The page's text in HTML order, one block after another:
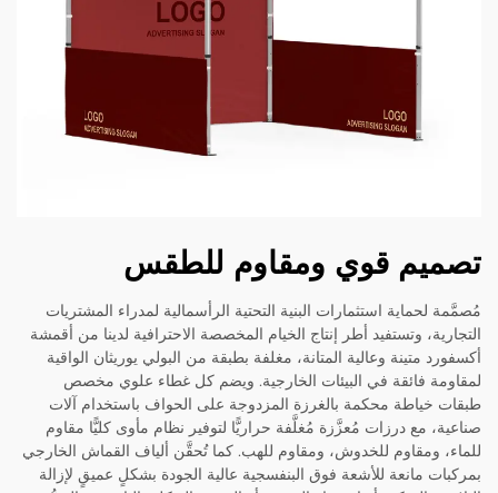
تصميم قوي ومقاوم للطقس
مُصمَّمة لحماية استثمارات البنية التحتية الرأسمالية لمدراء المشتريات
التجارية، وتستفيد أطر إنتاج الخيام المخصصة الاحترافية لدينا من أقمشة
أكسفورد متينة وعالية المتانة، مغلفة بطبقة من البولي يوريثان الواقية
لمقاومة فائقة في البيئات الخارجية. ويضم كل غطاء علوي مخصص
طبقات خياطة محكمة بالغرزة المزدوجة على الحواف باستخدام آلات
صناعية، مع درزات مُعزَّزة مُغلَّفة حراريًّا لتوفير نظام مأوى كليًّا مقاوم
للماء، ومقاوم للخدوش، ومقاوم للهب. كما تُحقَّن ألياف القماش الخارجي
بمركبات مانعة للأشعة فوق البنفسجية عالية الجودة بشكلٍ عميقٍ لإزالة